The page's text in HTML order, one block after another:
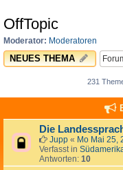
OffTopic
Moderator: Moderatoren
NEUES THEMA
231
Die
Jupp « Mo Mai 25,
Verfasst in
Antworten: 10